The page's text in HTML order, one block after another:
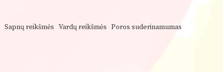
Sapnų reikšmės Vardų reikšmės Poros suderinamumas